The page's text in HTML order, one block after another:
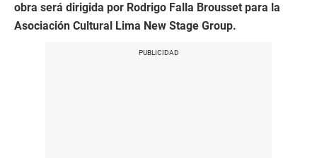
obra será dirigida por Rodrigo Falla Brousset para la
Asociación Cultural Lima New Stage Group.